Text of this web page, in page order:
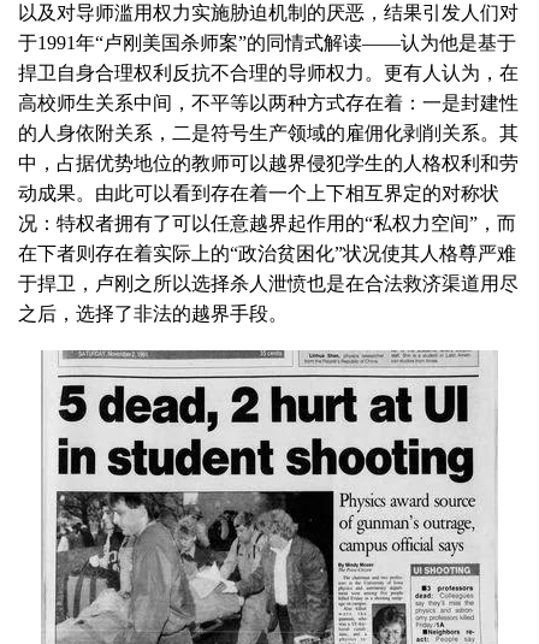
以及对导师滥用权力实施胁迫机制的厌恶，结果引发人们对
于1991年“卢刚美国杀师案”的同情式解读——认为他是基于
捍卫自身合理权利反抗不合理的导师权力。更有人认为，在
高校师生关系中间，不平等以两种方式存在着：一是封建性
的人身依附关系，二是符号生产领域的雇佣化剥削关系。其
中，占据优势地位的教师可以越界侵犯学生的人格权利和劳
动成果。由此可以看到存在着一个上下相互界定的对称状
况：特权者拥有了可以任意越界起作用的“私权力空间”，而
在下者则存在着实际上的“政治贫困化”状况使其人格尊严难
于捍卫，卢刚之所以选择杀人泄愤也是在合法救济渠道用尽
之后，选择了非法的越界手段。